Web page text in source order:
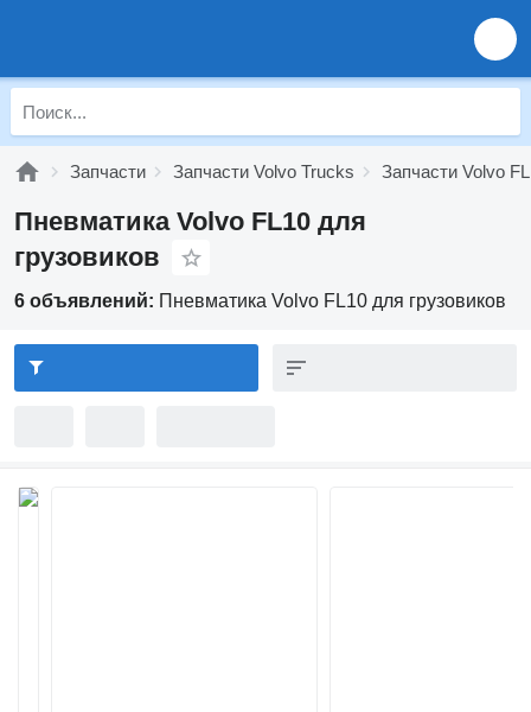
Запчасти Запчасти Volvo Trucks Запчасти Volvo FL
Пневматика Volvo FL10 для
грузовиков
6 объявлений: Пневматика Volvo FL10 для грузовиков